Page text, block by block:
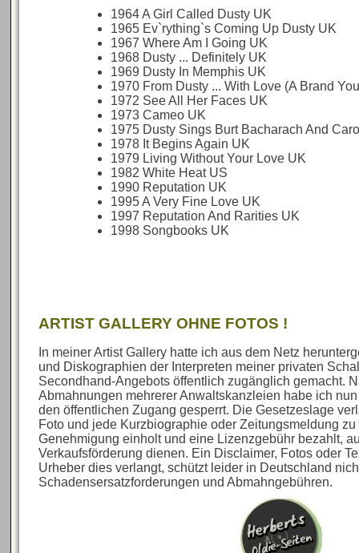
1964 A Girl Called Dusty UK
1965 Ev`rything`s Coming Up Dusty UK
1967 Where Am I Going UK
1968 Dusty ... Definitely UK
1969 Dusty In Memphis UK
1970 From Dusty ... With Love (A Brand
1972 See All Her Faces UK
1973 Cameo UK
1975 Dusty Sings Burt Bacharach And
1978 It Begins Again UK
1979 Living Without Your Love UK
1982 White Heat US
1990 Reputation UK
1995 A Very Fine Love UK
1997 Reputation And Rarities UK
1998 Songbooks UK
ARTIST GALLERY OHNE FOTOS !
In meiner Artist Gallery hatte ich aus dem Netz
und Diskographien der Interpreten meiner privaten
Secondhand-Angebots öffentlich zugänglich gemacht.
Abmahnungen mehrerer Anwaltskanzleien habe ich
den öffentlichen Zugang gesperrt. Die Gesetzeslage
Foto und jede Kurzbiographie oder Zeitungsmeldung
Genehmigung einholt und eine Lizenzgebühr bezahlt,
Verkaufsförderung dienen. Ein Disclaimer, Fotos oder
Urheber dies verlangt, schützt leider in Deutschland
Schadensersatzforderungen und Abmahngebühren.